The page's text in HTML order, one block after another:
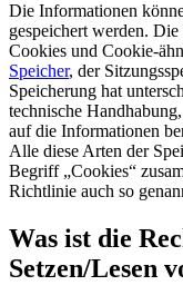
Die Informationen
gespeichert werden.
Cookies und Cookie-
Speicher, der
Speicherung hat
technische
auf die Informationen
Alle diese Arten der
Begriff „Cookies“
Richtlinie auch so
Was ist die
Setzen/Lesen